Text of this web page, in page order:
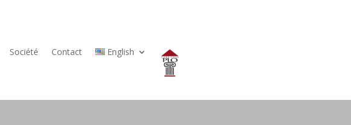
Société Contact English